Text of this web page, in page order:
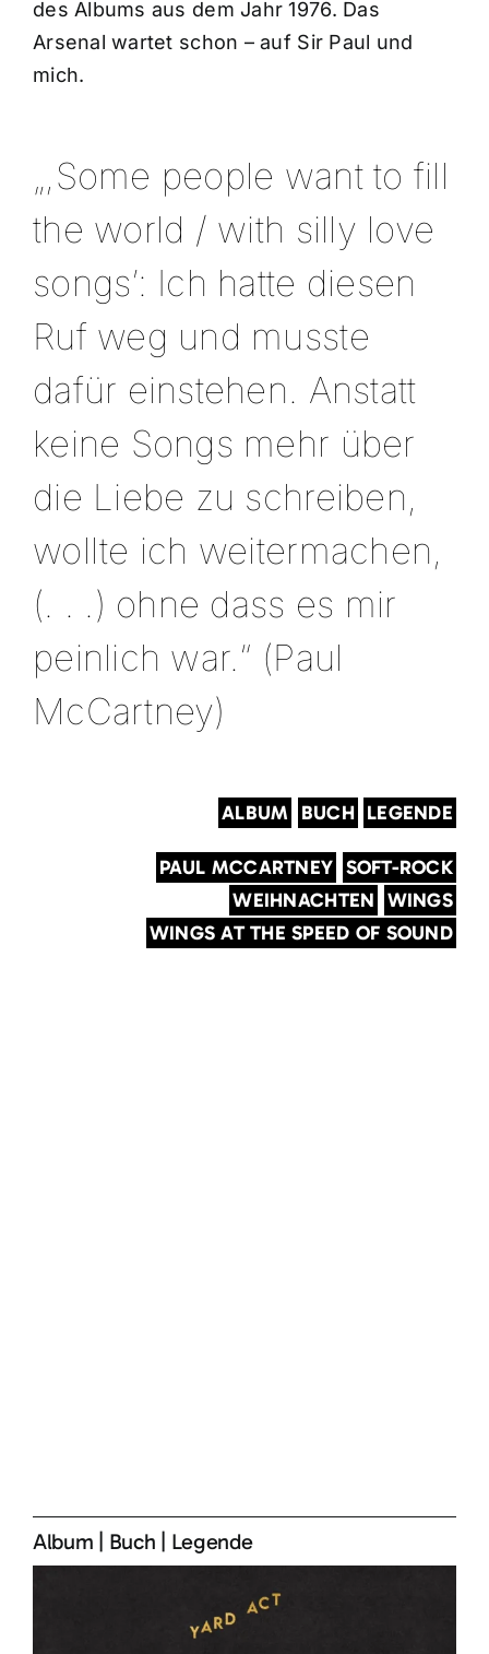
des Albums aus dem Jahr 1976. Das
Arsenal wartet schon – auf Sir Paul und
mich.
„,Some people want to fill
the world / with silly love
songs’: Ich hatte diesen
Ruf weg und musste
dafür einstehen. Anstatt
keine Songs mehr über
die Liebe zu schreiben,
wollte ich weitermachen,
(. . .) ohne dass es mir
peinlich war.“ (Paul
McCartney)
ALBUM BUCH LEGENDE
PAUL MCCARTNEY SOFT-ROCK
WEIHNACHTEN WINGS
WINGS AT THE SPEED OF SOUND
Album Buch Legende